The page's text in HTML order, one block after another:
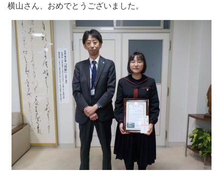
横山さん、おめでとうございました。